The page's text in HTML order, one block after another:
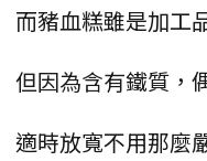
而豬血糕雖是加工
但因為含有鐵質，
適時放寬不用那麼